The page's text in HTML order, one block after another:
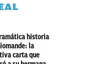
historia
la
carta que